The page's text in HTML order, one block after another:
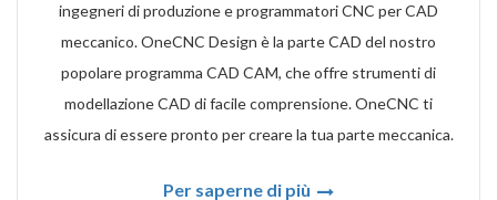
ingegneri di produzione e programmatori CNC per CAD
meccanico. OneCNC Design è la parte CAD del nostro
popolare programma CAD CAM, che offre strumenti di
modellazione CAD di facile comprensione. OneCNC ti
assicura di essere pronto per creare la tua parte meccanica.
Per saperne di più